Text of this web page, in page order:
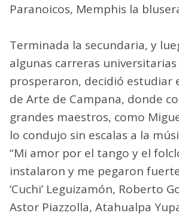
Paranoicos, Memphis la
Terminada la secundaria, y
algunas carreras
prosperaron, decidió estudiar
de Arte de Campana, donde
grandes maestros, como
lo condujo sin escalas a la
“Mi amor por el tango y el
instalaron y me pegaron
‘Cuchi’ Leguizamón, Roberto
Astor Piazzolla, Atahualpa